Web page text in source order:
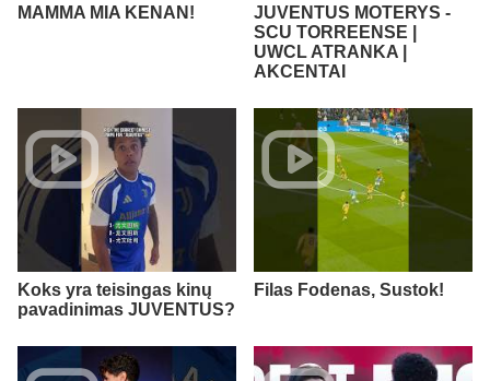
MAMMA MIA KENAN!
JUVENTUS MOTERYS -
SCU TORREENSE |
UWCL ATRANKA |
AKCENTAI
Koks yra teisingas kinų
pavadinimas JUVENTUS?
Filas Fodenas, Sustok!